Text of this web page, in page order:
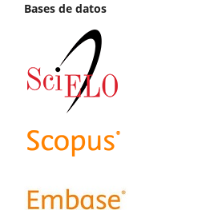
Bases de datos